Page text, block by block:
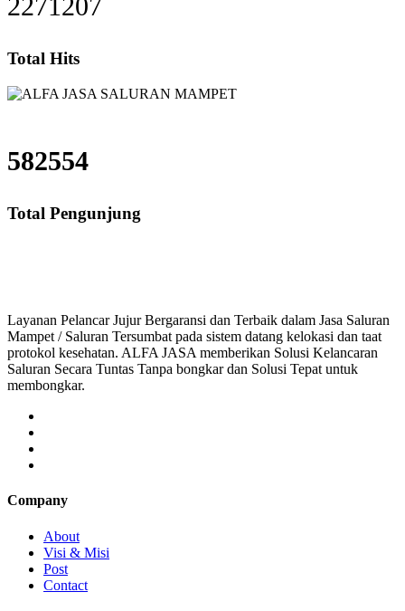
Total Hits
582554
Total Pengunjung
Layanan Pelancar Jujur Bergaransi dan Terbaik dalam Jasa Saluran
Mampet / Saluran Tersumbat pada sistem datang kelokasi dan taat
protokol kesehatan. ALFA JASA memberikan Solusi Kelancaran
Saluran Secara Tuntas Tanpa bongkar dan Solusi Tepat untuk
membongkar.
Company
About
Visi & Misi
Post
Contact